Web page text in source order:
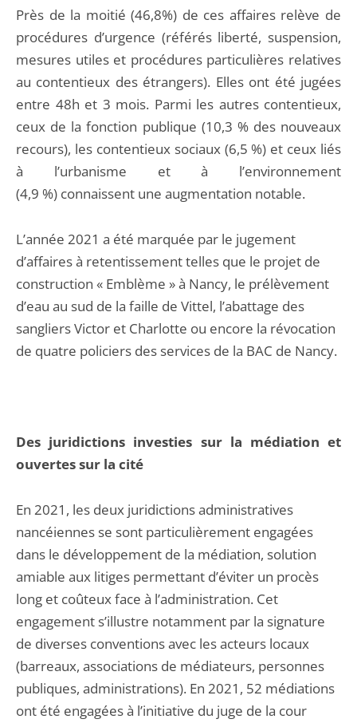
Près de la moitié (46,8%) de ces affaires relève de
procédures d’urgence (référés liberté, suspension,
mesures utiles et procédures particulières relatives
au contentieux des étrangers). Elles ont été jugées
entre 48h et 3 mois. Parmi les autres contentieux,
ceux de la fonction publique (10,3 % des nouveaux
recours), les contentieux sociaux (6,5 %) et ceux liés
à l’urbanisme et à l’environnement
(4,9 %) connaissent une augmentation notable.
L’année 2021 a été marquée par le jugement
d’affaires à retentissement telles que le projet de
construction « Emblème » à Nancy, le prélèvement
d’eau au sud de la faille de Vittel, l’abattage des
sangliers Victor et Charlotte ou encore la révocation
de quatre policiers des services de la BAC de Nancy.
Des juridictions investies sur la médiation et
ouvertes sur la cité
En 2021, les deux juridictions administratives
nancéiennes se sont particulièrement engagées
dans le développement de la médiation, solution
amiable aux litiges permettant d’éviter un procès
long et coûteux face à l’administration. Cet
engagement s’illustre notamment par la signature
de diverses conventions avec les acteurs locaux
(barreaux, associations de médiateurs, personnes
publiques, administrations). En 2021, 52 médiations
ont été engagées à l’initiative du juge de la cour